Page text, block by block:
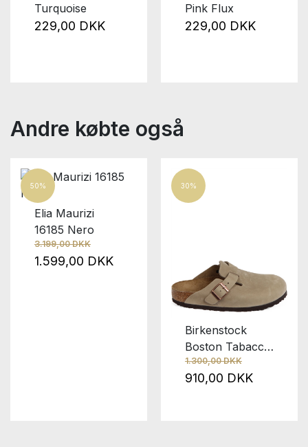
Turquoise
229,00 DKK
Pink Flux
229,00 DKK
Andre købte også
50%
Elia Maurizi
16185 Nero
3.199,00 DKK
1.599,00 DKK
30%
Birkenstock
Boston Tabacco
Brown
1.300,00 DKK
910,00 DKK